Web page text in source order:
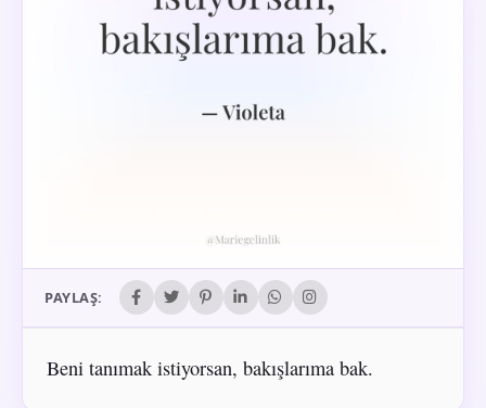
PAYLAŞ:
Beni tanımak istiyorsan, bakışlarıma bak.